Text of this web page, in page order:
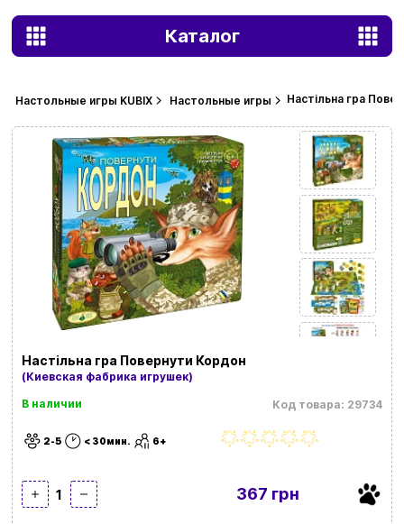
Каталог
Настольные игры KUBIX Настольные игры Настільна гра
Настільна гра Повернути Кордон
(Киевская фабрика игрушек)
Код товара: 29734
В наличии
2-5 < 30мин. 6+
367 грн
1